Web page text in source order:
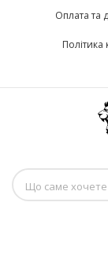
Оплата та
Політика